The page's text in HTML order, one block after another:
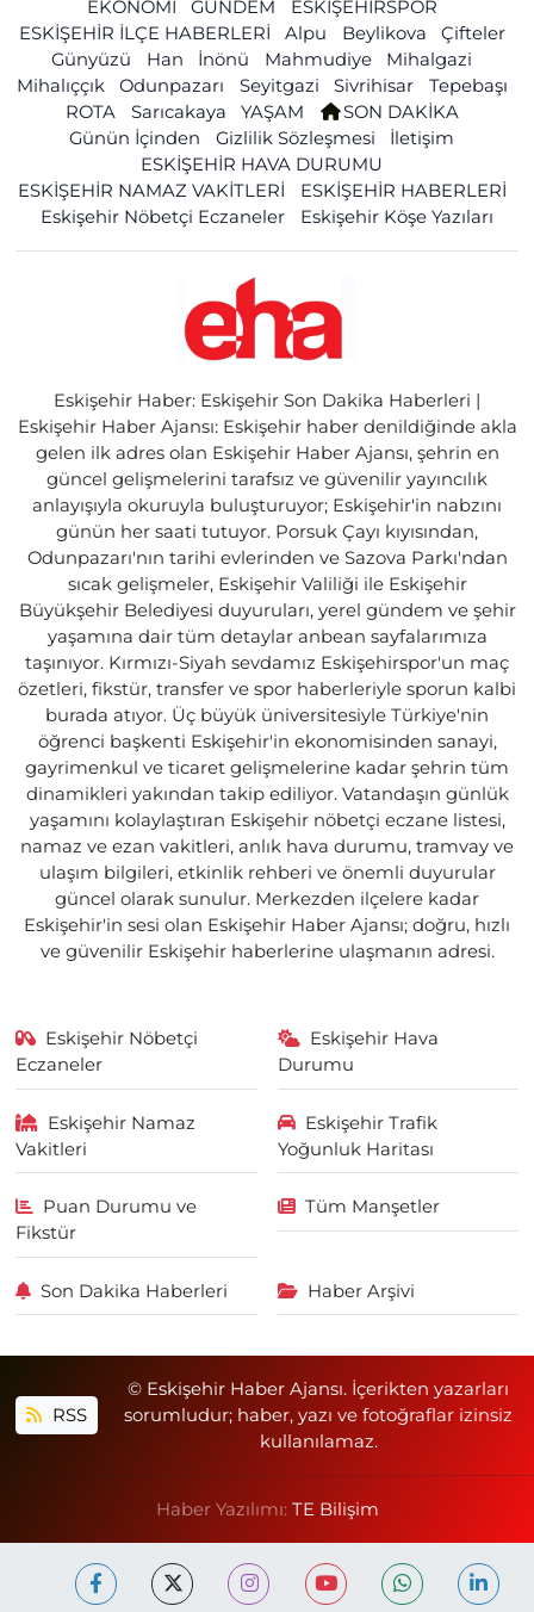
EKONOMİ
GÜNDEM
ESKİŞEHİRSPOR
ESKİŞEHİR İLÇE HABERLERİ
Alpu Beylikova
Çifteler
Günyüzü
Han İnönü Mahmudiye
Mihalgazi
Mihalıççık
Odunpazarı Seyitgazi Sivrihisar
Tepebaşı
ROTA
Sarıcakaya YAŞAM
SON DAKİKA
Günün İçinden
Gizlilik Sözleşmesi
İletişim
ESKİŞEHİR HAVA DURUMU
ESKİŞEHİR NAMAZ VAKİTLERİ
ESKİŞEHİR HABERLERİ
Eskişehir Nöbetçi Eczaneler
Eskişehir Köşe Yazıları
Eskişehir Haber: Eskişehir Son Dakika Haberleri |
Eskişehir Haber Ajansı: Eskişehir haber denildiğinde akla
gelen ilk adres olan Eskişehir Haber Ajansı, şehrin en
güncel gelişmelerini tarafsız ve güvenilir yayıncılık
anlayışıyla okuruyla buluşturuyor; Eskişehir'in nabzını
günün her saati tutuyor. Porsuk Çayı kıyısından,
Odunpazarı'nın tarihi evlerinden ve Sazova Parkı'ndan
sıcak gelişmeler, Eskişehir Valiliği ile Eskişehir
Büyükşehir Belediyesi duyuruları, yerel gündem ve şehir
yaşamına dair tüm detaylar anbean sayfalarımıza
taşınıyor. Kırmızı-Siyah sevdamız Eskişehirspor'un maç
özetleri, fikstür, transfer ve spor haberleriyle sporun kalbi
burada atıyor. Üç büyük üniversitesiyle Türkiye'nin
öğrenci başkenti Eskişehir'in ekonomisinden sanayi,
gayrimenkul ve ticaret gelişmelerine kadar şehrin tüm
dinamikleri yakından takip ediliyor. Vatandaşın günlük
yaşamını kolaylaştıran Eskişehir nöbetçi eczane listesi,
namaz ve ezan vakitleri, anlık hava durumu, tramvay ve
ulaşım bilgileri, etkinlik rehberi ve önemli duyurular
güncel olarak sunulur. Merkezden ilçelere kadar
Eskişehir'in sesi olan Eskişehir Haber Ajansı; doğru, hızlı
ve güvenilir Eskişehir haberlerine ulaşmanın adresi.
Eskişehir Nöbetçi
Eczaneler
Eskişehir Hava
Durumu
Eskişehir Namaz
Vakitleri
Eskişehir Trafik
Yoğunluk Haritası
Puan Durumu ve
Fikstür
Tüm Manşetler
Son Dakika Haberleri Haber Arşivi
RSS
© Eskişehir Haber Ajansı. İçerikten yazarları
sorumludur; haber, yazı ve fotoğraflar izinsiz
kullanılamaz.
Haber Yazılımı: TE Bilişim